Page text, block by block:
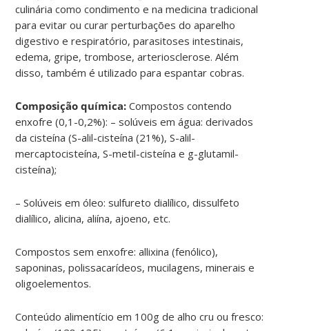
culinária como condimento e na medicina tradicional
para evitar ou curar perturbações do aparelho
digestivo e respiratório, parasitoses intestinais,
edema, gripe, trombose, arteriosclerose. Além
disso,também é utilizado para espantar cobras.
Composição química:Compostos contendo
enxofre (0,1-0,2%): – solúveis em água: derivados
da cisteína (S-alil-cisteína (21%), S-alil-
mercaptocisteína, S-metil-cisteína e g-glutamil-
cisteína);
– Solúveis em óleo: sulfureto dialílico, dissulfeto
dialílico, alicina, aliína, ajoeno, etc.
Compostos sem enxofre: allixina (fenólico),
saponinas, polissacarídeos, mucilagens, minerais e
oligoelementos.
Conteúdo alimentício em 100g de alho cru ou fresco: